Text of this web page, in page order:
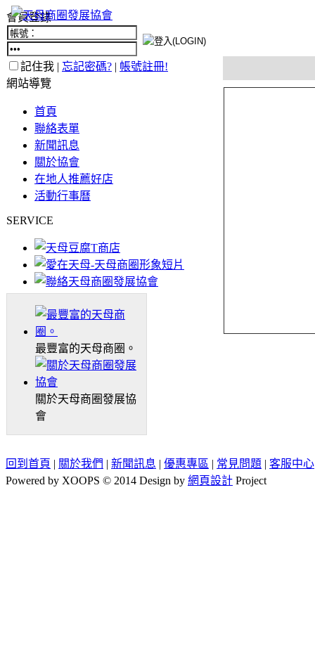
會員登錄
記住我 | 忘記密碼? | 帳號註冊!
網站導覽
首頁
聯絡表單
新聞訊息
關於協會
在地人推薦好店
活動行事曆
SERVICE
最豐富的天母商圈。
關於天母商圈發展協
會
回到首頁 | 關於我們 | 新聞訊息 | 優惠專區 | 常見問題 | 客服中心
Powered by XOOPS © 2014 Design by 網頁設計 Project